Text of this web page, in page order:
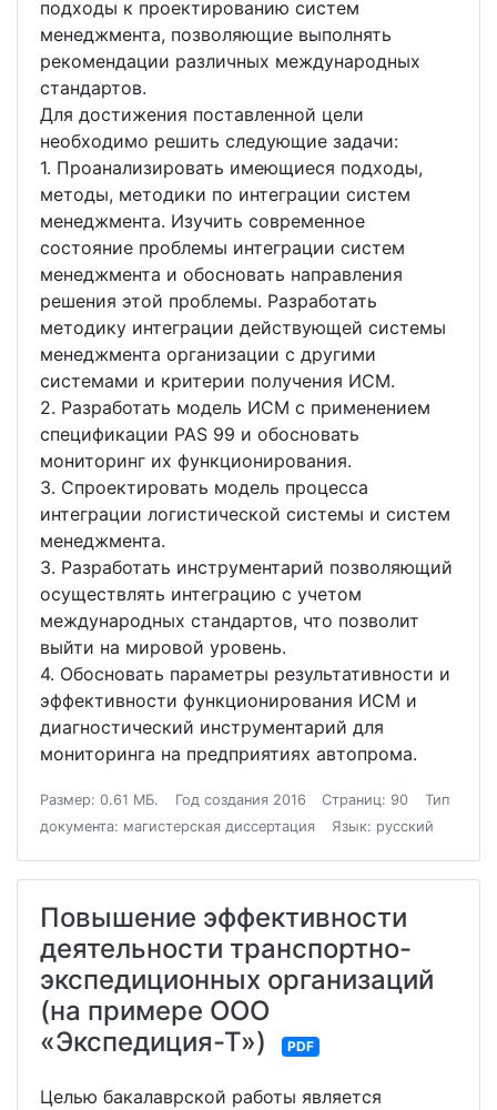
подходы к проектированию систем
менеджмента, позволяющие выполнять
рекомендации различных международных
стандартов.
Для достижения поставленной цели
необходимо решить следующие задачи:
1. Проанализировать имеющиеся подходы,
методы, методики по интеграции систем
менеджмента. Изучить современное
состояние проблемы интеграции систем
менеджмента и обосновать направления
решения этой проблемы. Разработать
методику интеграции действующей системы
менеджмента организации с другими
системами и критерии получения ИСМ.
2. Разработать модель ИСМ с применением
спецификации PAS 99 и обосновать
мониторинг их функционирования.
3. Спроектировать модель процесса
интеграции логистической системы и систем
менеджмента.
3. Разработать инструментарий позволяющий
осуществлять интеграцию с учетом
международных стандартов, что позволит
выйти на мировой уровень.
4. Обосновать параметры результативности и
эффективности функционирования ИСМ и
диагностический инструментарий для
мониторинга на предприятиях автопрома.
Размер: 0.61 МБ. Год создания 2016 Страниц: 90
Тип
документа: магистерская диссертация
Язык: русский
Повышение эффективности
деятельности транспортно-
экспедиционных организаций
(на примере ООО
«Экспедиция-Т»)
PDF
Целью бакалаврской работы является